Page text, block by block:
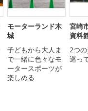
モーターランド木
城
子どもから大人ま
で一緒に色々なモ
ータースポーツが
楽しめる
宮崎
資料
2つ
巡っ